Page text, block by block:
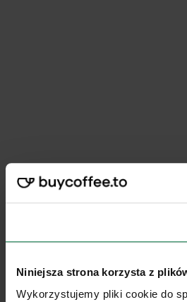
Niniejsza strona korzysta z
Wykorzystujemy pliki cookie do